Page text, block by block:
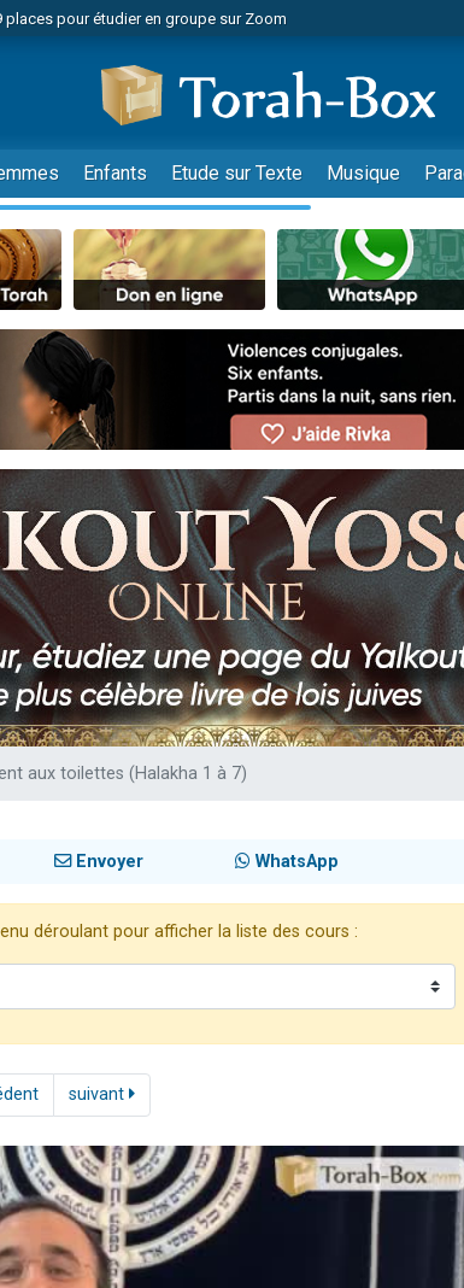
places pour étudier en groupe sur Zoom
de nous rejoindre sur WhatsApp
de nous rejoindre sur WhatsApp
viennent de faire un don pour Reloger Rivka, 6 enfants, victime
viennent de faire un don pour 1 Journée de Vacances Pour les
de demander une bénédiction
de nous rejoindre sur WhatsApp
places pour étudier en groupe sur Zoom
son Maasser
de nous rejoindre sur WhatsApp
de nous rejoindre sur WhatsApp
donner son Maasser
viennent de faire un don pour 5 jours de vacances aux Orphelins
de nous rejoindre sur WhatsApp
viennent de demander une bénédiction
viennent de faire un don pour Sauvez la jambe de Yohan
places pour étudier en groupe sur Zoom
musiques dans Torah-Box Music
viennent de demander une bénédiction
Enfants Etude sur Texte Musique
aux toilettes (Halakha 1 à 7)
Envoyer WhatsApp
déroulant pour afficher la liste des cours :
suivant